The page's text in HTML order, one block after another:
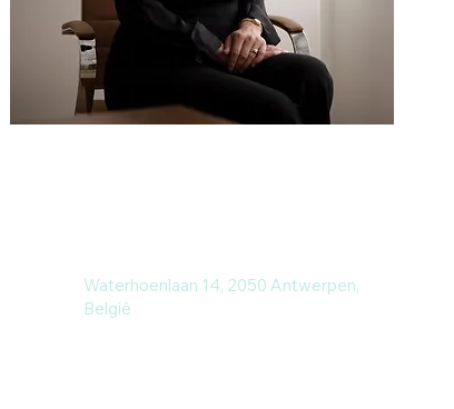
Waterhoenlaan 14, 2050 Antwerpen,
België